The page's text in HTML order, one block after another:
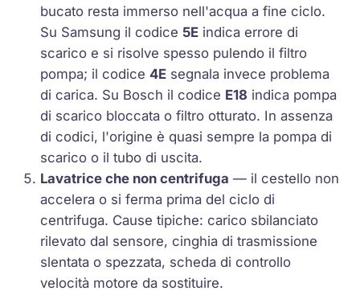
bucato resta immerso nell'acqua a fine ciclo.
Su Samsung il codice 5E indica errore di
scarico e si risolve spesso pulendo il filtro
pompa; il codice4E segnala invece problema
di carica. Su Bosch il codice E18 indica pompa
di scarico bloccata o filtro otturato. In assenza
di codici, l'origine è quasi sempre la pompa di
scarico o il tubo di uscita.
Lavatrice che non centrifuga — il cestello non
accelera o si ferma prima del ciclo di
centrifuga. Cause tipiche: carico sbilanciato
rilevato dal sensore, cinghia di trasmissione
slentata o spezzata, scheda di controllo
velocità motore da sostituire.